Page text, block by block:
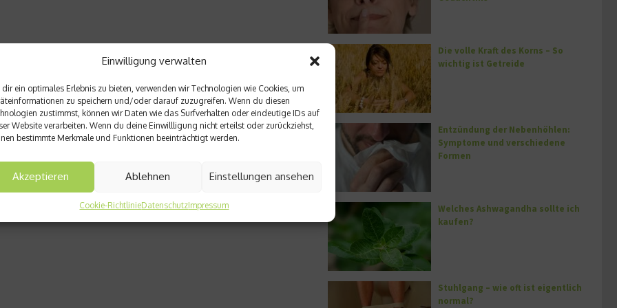
Einwilligung verwalten
dir ein optimales Erlebnis zu bieten, verwenden wir Technologien wie Cookies, um
zu speichern und/oder darauf zuzugreifen. Wenn du diesen
zustimmst, können wir Daten wie das Surfverhalten oder eindeutige IDs auf
Website verarbeiten. Wenn du deine Einwillligung nicht erteilst oder zurückziehst,
bestimmte Merkmale und Funktionen beeinträchtigt werden.
Akzeptieren Ablehnen Einstellungen ansehen
Cookie-RichtlinieDatenschutzImpressum
Die volle Kraft des Korns – So
wichtig ist Getreide
Entzündung der Nebenhöhlen:
Symptome und verschiedene
Formen
Welches Ashwagandha sollte ich
kaufen?
Stuhlgang – wie oft ist eigentlich
normal?